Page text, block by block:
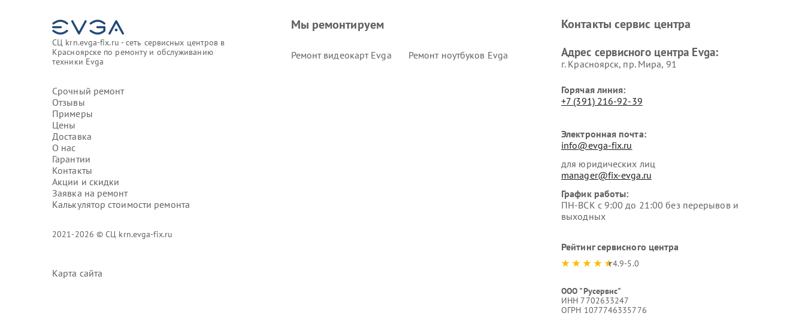
СЦ krn.evga-fix.ru - сеть сервисных центров в
Красноярске по ремонту и обслуживанию
техники Evga
Срочный ремонт
Отзывы
Примеры
Цены
Доставка
О нас
Гарантии
Контакты
Акции и скидки
Заявка на ремонт
Калькулятор стоимости ремонта
2021-2026 © СЦ krn.evga-fix.ru
Карта сайта
Мы ремонтируем
Ремонт видеокарт Evga Ремонт ноутбуков Evga
Контакты сервис центра
Адрес сервисного центра Evga:
г. Красноярск, ​пр. Мира, 91
Горячая линия:
+7 (391) 216-92-39
Электронная почта:
info@evga-fix.ru
для юридических лиц
manager@fix-evga.ru
График работы:
ПН-ВСК с 9:00 до 21:00 без перерывов и
выходных
Рейтинг сервисного центра
4.9-5.0
ООО "Русервис"
ИНН 7702633247
ОГРН 1077746335776